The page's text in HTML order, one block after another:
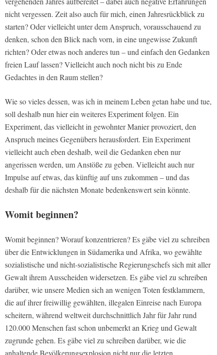
nicht vergessen. Zeit also auch für mich, einen Jahresrückblick zu
starten? Oder vielleicht unter dem Anspruch, vorausschauend zu
denken, schon den Blick nach vorn, in eine ungewisse Zukunft
richten? Oder etwas noch anderes tun – und einfach den Gedanken
freien Lauf lassen? Vielleicht auch noch nicht bis zu Ende
Gedachtes in den Raum stellen?
Wie so vieles dessen, was ich in meinem Leben getan habe und tue,
soll deshalb nun hier ein weiteres Experiment folgen. Ein
Experiment, das vielleicht in gewohnter Manier provoziert, den
Anspruch meines Gegenübers herausfordert. Ein Experiment
vielleicht auch eben deshalb, weil die Gedanken eben nur
angerissen werden, um Anstöße zu geben. Vielleicht auch nur
Impulse auf etwas, das künftig auf uns zukommen – und das
deshalb für die nächsten Monate bedenkenswert sein könnte.
Womit beginnen?
Womit beginnen? Worauf konzentrieren? Es gäbe viel zu schreiben
über die Entwicklungen in Südamerika und Afrika, wo gewählte
sozialistische und nicht-sozialistische Regierungschefs sich mit aller
Gewalt ihrem Ausscheiden widersetzen. Es gäbe viel zu schreiben
darüber, wie unsere Medien sich an wenigen Toten festklammern,
die auf ihrer freiwillig gewählten, illegalen Einreise nach Europa
scheitern, während weltweit durchschnittlich Jahr für Jahr rund
120.000 Menschen fast schon unbemerkt an Krieg und Gewalt
zugrunde gehen. Es gäbe viel zu schreiben darüber, wie die
anhaltende Bevölkerungsexplosion nicht nur die letzten